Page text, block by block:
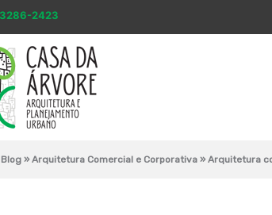
2423
Blog »Arquitetura Comercial e Corporativa »Arquitetura